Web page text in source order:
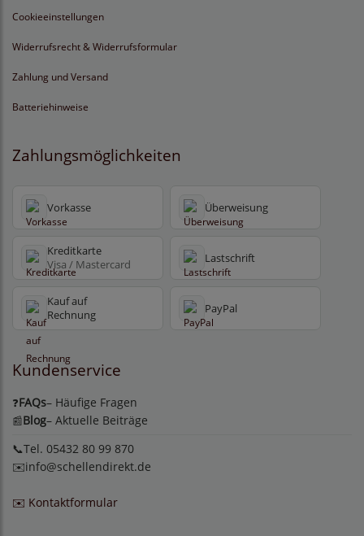
Cookieeinstellungen
Widerrufsrecht & Widerrufsformular
Zahlung und Versand
Batteriehinweise
Zahlungsmöglichkeiten
Vorkasse Überweisung
Kreditkarte
Visa / Mastercard Lastschrift
Kauf auf
Rechnung
PayPal
Kundenservice
❓FAQs– Häufige Fragen
📰Blog– Aktuelle Beiträge
📞Tel. 05432 80 99 870
✉️info@schellendirekt.de
✉️ Kontaktformular